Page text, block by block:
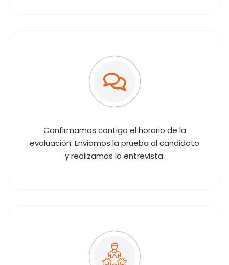
Confirmamos contigo el horario de la
evaluación. Enviamos la prueba al candidato
y realizamos la entrevista.